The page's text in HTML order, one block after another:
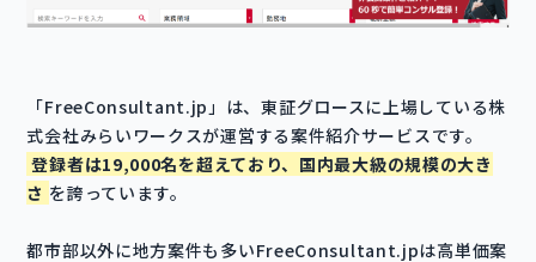
「FreeConsultant.jp」は、東証グロースに上場している株
式会社みらいワークスが運営する案件紹介サービスです。
登録者は19,000名を超えており、国内最大級の規模の大き
さ を誇っています。
都市部以外に地方案件も多いFreeConsultant.jpは高単価案